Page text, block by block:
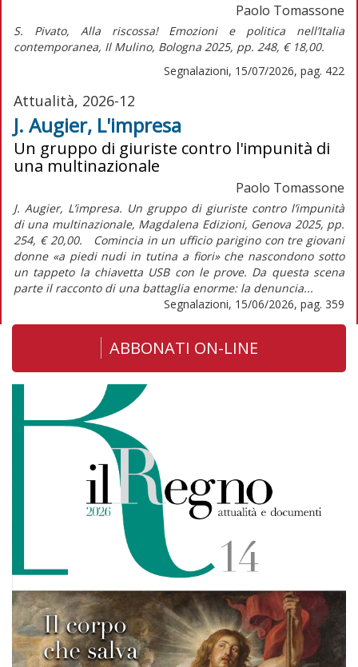
Paolo Tomassone
S. Pivato, Alla riscossa! Emozioni e politica nell’Italia
contemporanea, Il Mulino, Bologna 2025, pp. 248, € 18,00.
Segnalazioni, 15/07/2026, pag. 422
Attualità, 2026-12
J. Augier, L'impresa
Un gruppo di giuriste contro l'impunità di
una multinazionale
Paolo Tomassone
J. Augier, L’impresa. Un gruppo di giuriste contro l’impunità
di una multinazionale, Magdalena Edizioni, Genova 2025, pp.
254, € 20,00. Comincia in un ufficio parigino con tre giovani
donne «a piedi nudi in tutina a fiori» che nascondono sotto
un tappeto la chiavetta USB con le prove. Da questa scena
parte il racconto di una battaglia enorme: la denuncia...
Segnalazioni, 15/06/2026, pag. 359
ABBONATI ON-LINE